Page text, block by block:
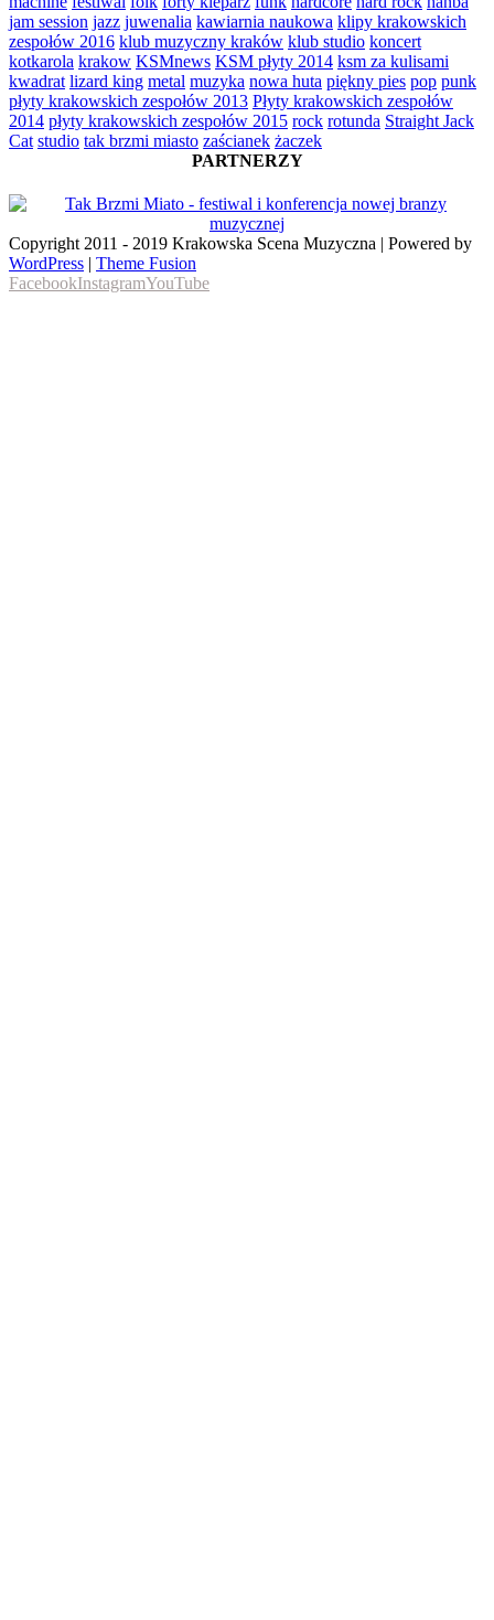
jam session jazz juwenalia kawiarnia naukowa klipy krakowskich
zespołów 2016 klub muzyczny kraków klub studio koncert
kotkarola krakow KSMnews KSM płyty 2014 ksm za kulisami
kwadrat lizard king metal muzyka nowa huta piękny pies pop punk
płyty krakowskich zespołów 2013 Płyty krakowskich zespołów
2014 płyty krakowskich zespołów 2015 rock rotunda Straight Jack
Cat studio tak brzmi miasto zaścianek żaczek
PARTNERZY
Copyright 2011 - 2019 Krakowska Scena Muzyczna | Powered by
WordPress | Theme Fusion
FacebookInstagramYouTube